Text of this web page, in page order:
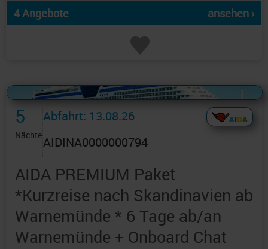
4 Angebote ansehen ›
Alles Bildmaterial von AIDAcruises ist ©AIDAcruises
5
Nächte
Abfahrt: 13.08.26
AIDINA0000000794
AIDA PREMIUM Paket
*Kurzreise nach Skandinavien ab
Warnemünde * 6 Tage ab/an
Warnemünde + Onboard Chat